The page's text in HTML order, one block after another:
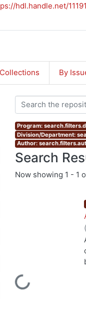
hdl.handle.net/
By
Program:
Division/Department:
Author:
Search
Now showing 1 - 1
Loading...
(